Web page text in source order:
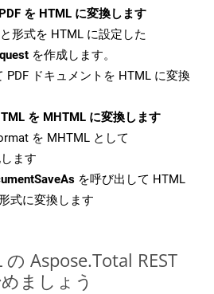
を HTML に変換します
形式を HTML に設定した
を作成します。
PDF ドキュメントを HTML に変換
を MHTML に変換します
を MHTML として
ます
を呼び出して HTML
式に変換します
Aspose.Total REST
ましょう